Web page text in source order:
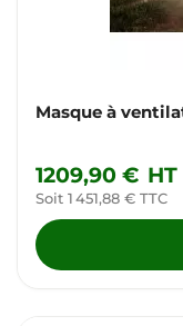
Masque à
1209,90 € HT
Soit 1 451,88 € TTC